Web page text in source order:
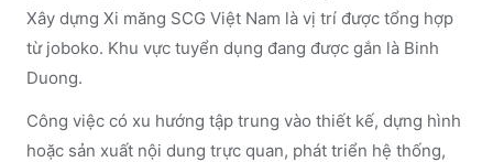
Xây dựng Xi măng SCG Việt Nam là vị trí được tổng hợp
từ joboko. Khu vực tuyển dụng đang được gắn là Binh
Duong.
Công việc có xu hướng tập trung vào thiết kế, dựng hình
hoặc sản xuất nội dung trực quan, phát triển hệ thống,